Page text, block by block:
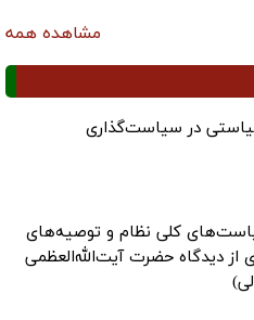
مشاهده همه
در سیاست‌گذاری
کلی نظام و توصیه‌های
از دیدگاه حضرت آیت‌الله‌العظمی